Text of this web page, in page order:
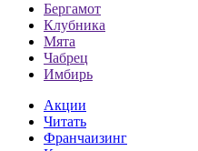
Бергамот
Клубника
Мята
Чабрец
Имбирь
Акции
Читать
Франчаизинг